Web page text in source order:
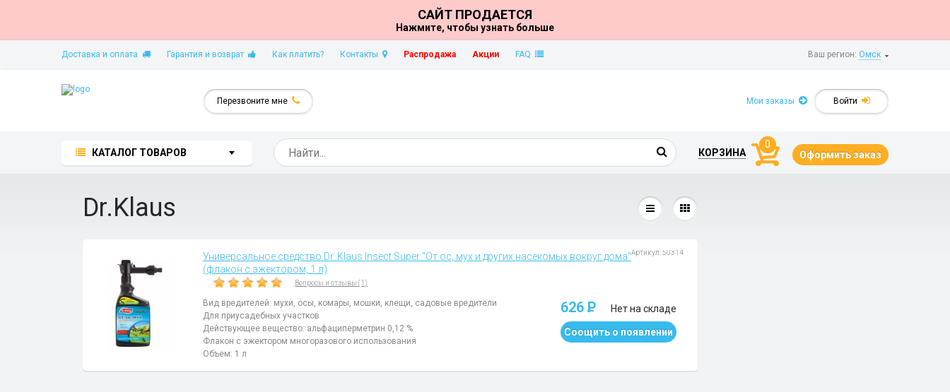
САЙТ ПРОДАЕТСЯ
Нажмите, чтобы узнать больше
Ваш регион: Омск
Доставка и оплата Гарантия и возврат Как платить? Контакты Распродажа Акции FAQ
Перезвоните мне Войти
Мои заказы
КАТАЛОГ ТОВАРОВ КОРЗИНА
0
Оформить заказ
Dr.Klaus
Артикул: 50314
Универсальное средство Dr. Klaus Insect Super "От ос, мух и других насекомых вокруг дома"
(флакон с эжектором, 1 л)
Вопросы и отзывы (1)
626 P Нет на складе
Соощить о появлении
Вид вредителей: мухи, осы, комары, мошки, клещи, садовые вредители
Для приусадебных участков
Действующее вещество: альфациперметрин 0,12 %
Флакон с эжектором многоразового использования
Объем: 1 л